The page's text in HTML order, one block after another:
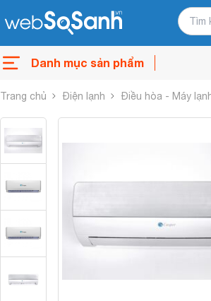
Danh mục sản phẩm
Trang chủ Điện lạnh Điều hòa - Máy